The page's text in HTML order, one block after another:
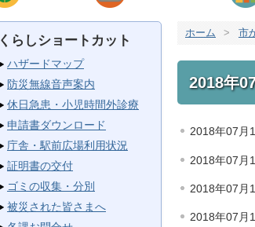
くらしショートカット
ハザードマップ
防災無線音声案内
休日急患・小児時間外診療
申請書ダウンロード
庁舎・駅前広場利用状況
証明書の交付
ゴミの収集・分別
被災された皆さまへ
ホーム > 市
2018年
2018年07月
2018年07月
2018年07月
2018年07月